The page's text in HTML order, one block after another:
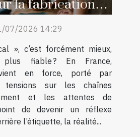
la fabrication
07/2026 14:29
», c’est forcément mieux,
fiable ? En France,
en force, porté par
tensions sur les chaînes
et les attentes de
de devenir un réflexe
l’étiquette, la réalité...